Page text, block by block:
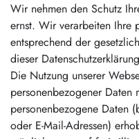
Wir nehmen den Schutz
ernst. Wir verarbeiten Ihre
entsprechend der
dieser
Die Nutzung unserer
personenbezogener
personenbezogene Daten
oder E-Mail-Adressen)